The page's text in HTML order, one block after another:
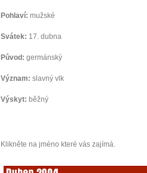
Pohlaví: mužské
Svátek: 17. dubna
Původ: germánský
Význam: slavný vlk
Výskyt: běžný
Klikněte na jméno které vás zajímá.